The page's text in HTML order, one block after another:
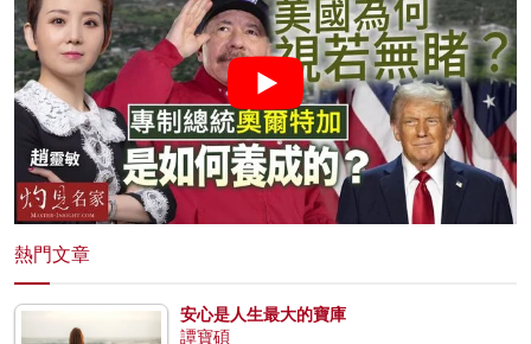
熱門文章
安心是人生最大的寶庫
譚寶碩